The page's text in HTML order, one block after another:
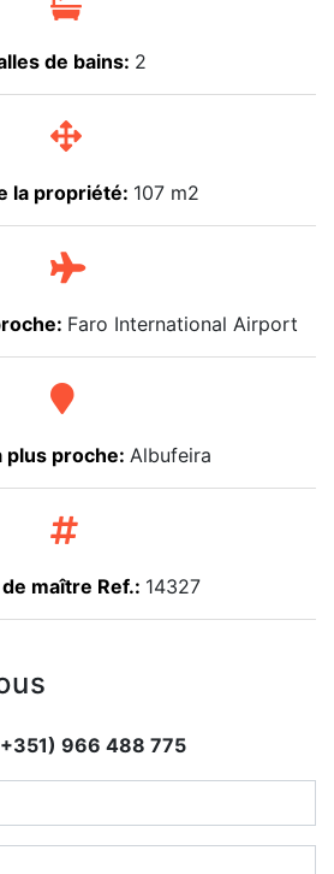
de bains: 2
la propriété: 107 m2
Faro International Airport
plus proche: Albufeira
maître Ref.: 14327
966 488 775